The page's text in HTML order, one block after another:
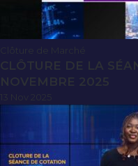
CLÔTURE DE LA
NOVEMBRE 2025